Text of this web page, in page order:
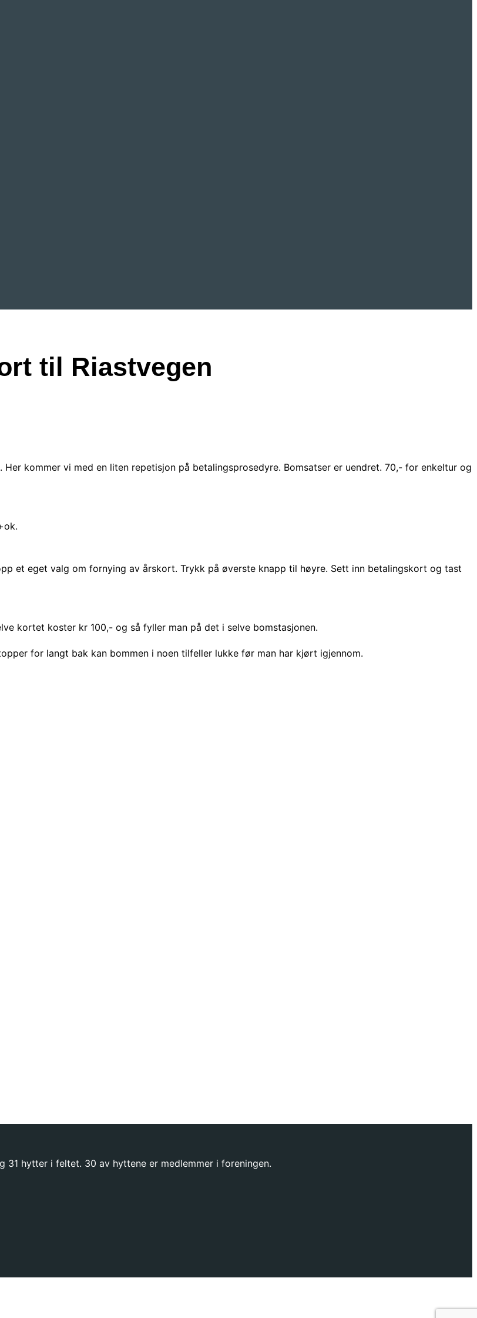
til Riastvegen
kommer vi med en liten repetisjon på betalingsprosedyre. Bomsatser er uendret. 70,- for enkeltur og
et eget valg om fornying av årskort. Trykk på øverste knapp til høyre. Sett inn betalingskort og tast
kortet koster kr 100,- og så fyller man på det i selve bomstasjonen.
for langt bak kan bommen i noen tilfeller lukke før man har kjørt igjennom.
hytter i feltet. 30 av hyttene er medlemmer i foreningen.